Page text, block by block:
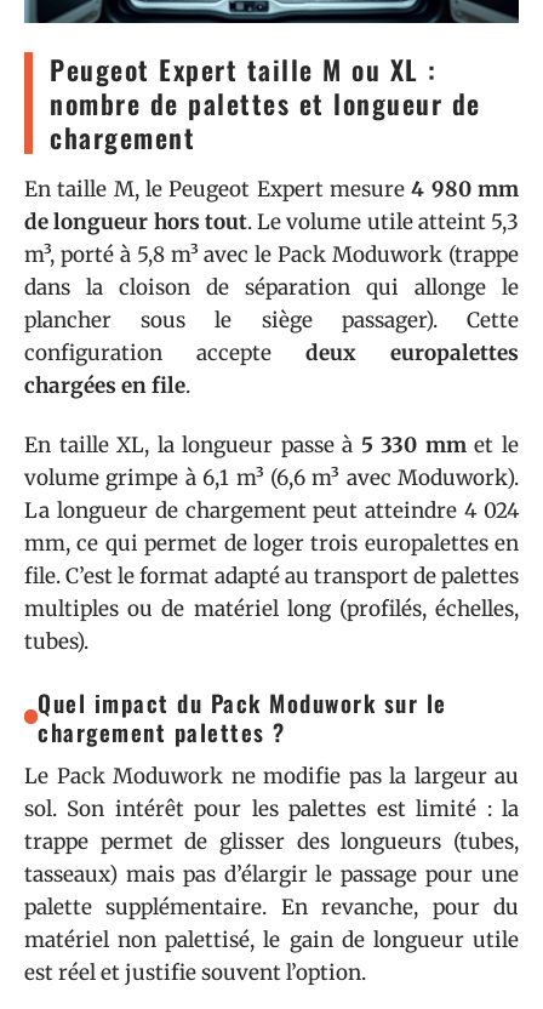
Peugeot Expert taille M ou XL :
nombre de palettes et longueur de
chargement
En taille M, le Peugeot Expert mesure4 980 mm
de longueur hors tout. Le volume utile atteint 5,3
m³, porté à 5,8 m³ avec le Pack Moduwork (trappe
dans la cloison de séparation qui allonge le
plancher sous le siège passager). Cette
configuration accepte deux europalettes
chargées en file.
En taille XL, la longueur passe à 5 330 mmet le
volume grimpe à 6,1 m³ (6,6 m³ avec Moduwork).
La longueur de chargement peut atteindre 4 024
mm, ce qui permet de loger trois europalettes en
file. C’est le format adapté au transport de palettes
multiples ou de matériel long (profilés, échelles,
tubes).
Quel impact du Pack Moduwork sur le
chargement palettes ?
Le Pack Moduwork ne modifie pas la largeur au
sol. Son intérêt pour les palettes est limité : la
trappe permet de glisser des longueurs (tubes,
tasseaux) mais pas d’élargir le passage pour une
palette supplémentaire. En revanche, pour du
matériel non palettisé, le gain de longueur utile
est réel et justifie souvent l’option.